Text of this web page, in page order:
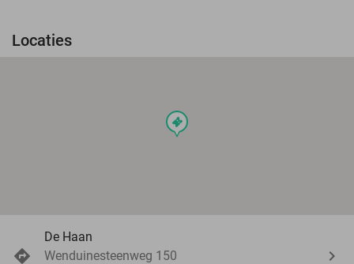
Locaties
events
De Haan
Wenduinesteenweg 150